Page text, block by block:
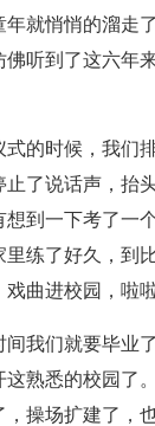
就悄悄的溜走
听到了这六年
式的时候，我们
了说话声，抬
想到一下考了一
练了好久，到
曲进校园，啦
间我们就要毕业
熟悉的校园了
操场扩建了，